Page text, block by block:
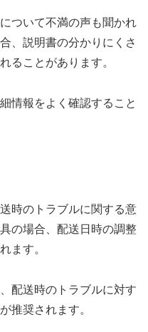
ついて不満の声も聞かれ
、説明書の分かりにくさ
ることがあります。
情報をよく確認すること
時のトラブルに関する意
の場合、配送日時の調整
ます。
配送時のトラブルに対す
推奨されます。